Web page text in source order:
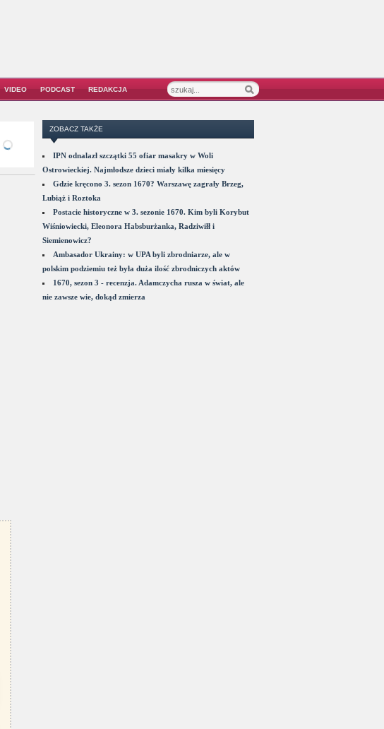
VIDEO PODCAST REDAKCJA
ZOBACZ TAKŻE
IPN odnalazł szczątki 55 ofiar masakry w Woli
Ostrowieckiej. Najmłodsze dzieci miały kilka miesięcy
Gdzie kręcono 3. sezon 1670? Warszawę zagrały Brzeg,
Lubiąż i Roztoka
Postacie historyczne w 3. sezonie 1670. Kim byli Korybut
Wiśniowiecki, Eleonora Habsburżanka, Radziwiłł i
Siemienowicz?
Ambasador Ukrainy: w UPA byli zbrodniarze, ale w
polskim podziemiu też była duża ilość zbrodniczych aktów
1670, sezon 3 - recenzja. Adamczycha rusza w świat, ale
nie zawsze wie, dokąd zmierza